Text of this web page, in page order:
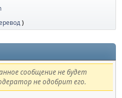
)
сообщение не будет
не одобрит его.